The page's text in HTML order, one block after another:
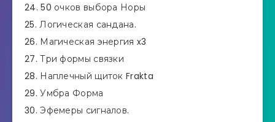
24. 50 очков выбора Норы
25. Логическая сандана.
26. Магическая энергия x3
27. Три формы связки
28. Наплечный щиток Frakta
29. Умбра Форма
30. Эфемеры сигналов.